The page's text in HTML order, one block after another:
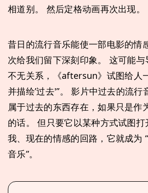
相道别。 然后定格动画再次出现。
昔日的流行音乐能使一部电影的情
次给我们留下深刻印象。 这可能
不无关系，《aftersun》试图给人
并描绘’过去'”。 影片中过去的流行
属于过去的东西存在，如果只是作
的话。 但只要它以某种方式试图
我、现在的情感的回路，它就成为
音乐”。